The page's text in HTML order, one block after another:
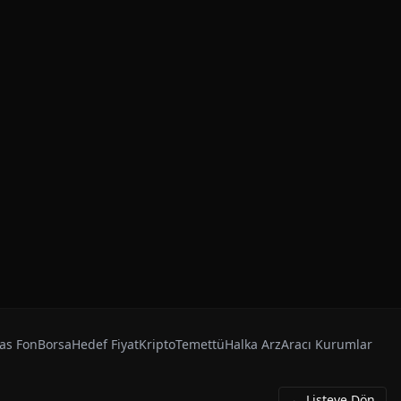
FonBorsaHedef FiyatKriptoTemettüHalka ArzAracı Kurumlar